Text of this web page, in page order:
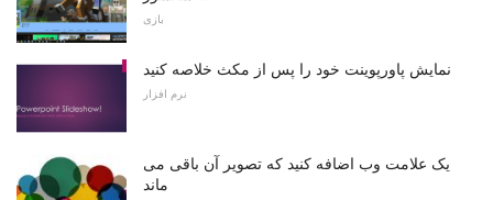
بازی
نمایش پاورپوینت خود را پس از مکث خلاصه کنید
نرم افزار
یک علامت وب اضافه کنید که تصویر آن باقی می
ماند